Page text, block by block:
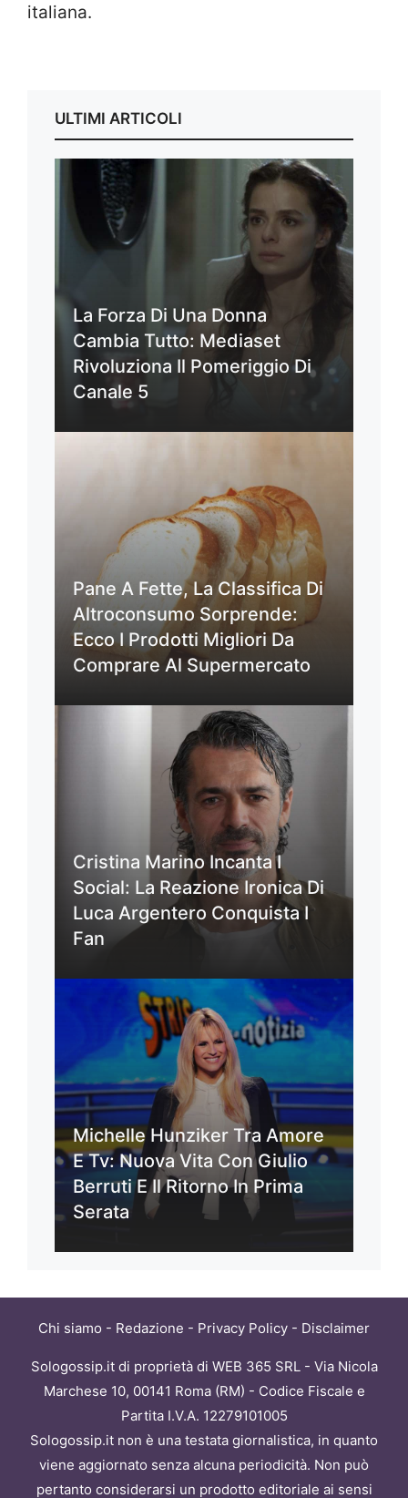
italiana.
ULTIMI ARTICOLI
La Forza Di Una Donna
Cambia Tutto: Mediaset
Rivoluziona Il Pomeriggio Di
Canale 5
Pane A Fette, La Classifica Di
Altroconsumo Sorprende:
Ecco I Prodotti Migliori Da
Comprare Al Supermercato
Cristina Marino Incanta I
Social: La Reazione Ironica Di
Luca Argentero Conquista I
Fan
Michelle Hunziker Tra Amore
E Tv: Nuova Vita Con Giulio
Berruti E Il Ritorno In Prima
Serata
Chi siamo - Redazione - Privacy Policy - Disclaimer
Sologossip.it di proprietà di WEB 365 SRL - Via Nicola
Marchese 10, 00141 Roma (RM) - Codice Fiscale e
Partita I.V.A. 12279101005
Sologossip.it non è una testata giornalistica, in quanto
viene aggiornato senza alcuna periodicità. Non può
pertanto considerarsi un prodotto editoriale ai sensi